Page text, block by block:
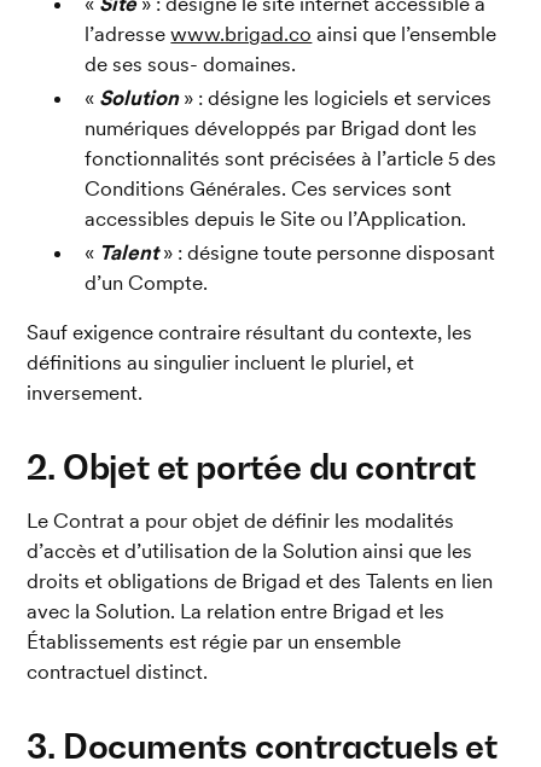
l’adresse www.brigad.co ainsi que l’ensemble
de ses sous- domaines.
« Solution » : désigne les logiciels et services
numériques développés par Brigad dont les
fonctionnalités sont précisées à l’article 5 des
Conditions Générales. Ces services sont
accessibles depuis le Site ou l’Application.
« Talent » : désigne toute personne disposant
d’un Compte.
Sauf exigence contraire résultant du contexte, les
définitions au singulier incluent le pluriel, et
inversement.
2. Objet et portée du contrat
Le Contrat a pour objet de définir les modalités
d’accès et d’utilisation de la Solution ainsi que les
droits et obligations de Brigad et des Talents en lien
avec la Solution. La relation entre Brigad et les
Établissements est régie par un ensemble
contractuel distinct.
3. Documents contractuels et